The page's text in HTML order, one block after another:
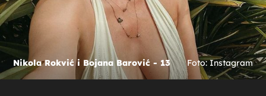
Nikola Rokvić i Bojana Barović - 13 Foto: Instagram